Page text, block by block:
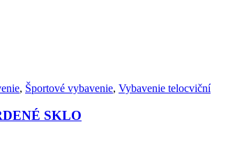
, Športové vybavenie, Vybavenie telocviční
SKLO